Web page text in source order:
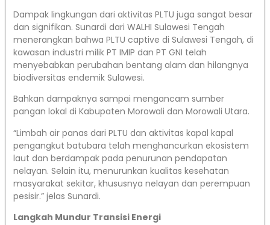
Dampak lingkungan dari aktivitas PLTU juga sangat besar
dan signifikan. Sunardi dari WALHI Sulawesi Tengah
menerangkan bahwa PLTU captive di Sulawesi Tengah, di
kawasan industri milik PT IMIP dan PT GNI telah
menyebabkan perubahan bentang alam dan hilangnya
biodiversitas endemik Sulawesi.
Bahkan dampaknya sampai mengancam sumber
pangan lokal di Kabupaten Morowali dan Morowali Utara.
“Limbah air panas dari PLTU dan aktivitas kapal kapal
pengangkut batubara telah menghancurkan ekosistem
laut dan berdampak pada penurunan pendapatan
nelayan. Selain itu, menurunkan kualitas kesehatan
masyarakat sekitar, khususnya nelayan dan perempuan
pesisir.” jelas Sunardi.
Langkah Mundur Transisi Energi